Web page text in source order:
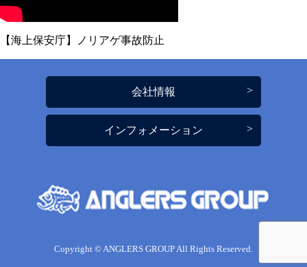
【海上保安庁】ノリアゲ事故防止
会社情報
インフォメーション
Copyright © ANGLERS GROUP All Rights Reserved.